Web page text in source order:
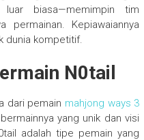
luar biasa—memimpin tim
permainan. Kepiawaiannya
dunia kompetitif.
N0tail
dari pemain mahjong ways 3
yang unik dan visi
adalah tipe pemain yang